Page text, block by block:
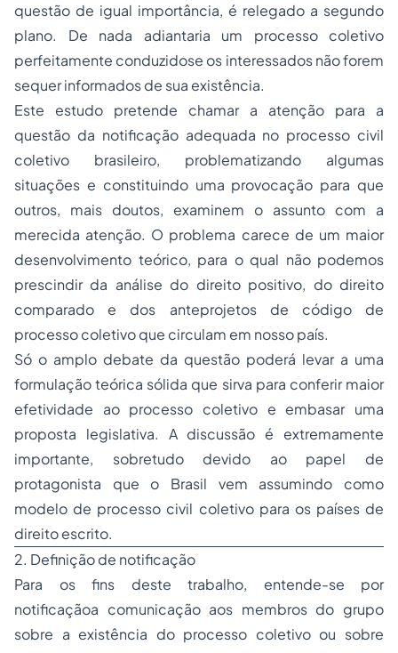
questão de igual importância, é relegado a segundo
plano. De nada adiantaria um processo coletivo
perfeitamente conduzidose os interessados não forem
sequer informados de sua existência.
Este estudo pretende chamar a atenção para a
questão da notificação adequada no processo civil
coletivo brasileiro, problematizando algumas
situações e constituindo uma provocação para que
outros, mais doutos, examinem o assunto com a
merecida atenção. O problema carece de um maior
desenvolvimento teórico, para o qual não podemos
prescindir da análise do direito positivo, do direito
comparado e dos anteprojetos de código de
processo coletivo que circulam em nosso país.
Só o amplo debate da questão poderá levar a uma
formulação teórica sólida que sirva para conferir maior
efetividade ao processo coletivo e embasar uma
proposta legislativa. A discussão é extremamente
importante, sobretudo devido ao papel de
protagonista que o Brasil vem assumindo como
modelo de processo civil coletivo para os países de
direito escrito.
2. Definição de notificação
Para os fins deste trabalho, entende-se por
notificaçãoa comunicação aos membros do grupo
sobre a existência do processo coletivo ou sobre